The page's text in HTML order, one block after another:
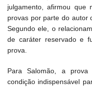
julgamento, afirmou
provas por parte do autor
Segundo ele, o
de caráter reservado e
prova.
Para Salomão, a
condição indispensável